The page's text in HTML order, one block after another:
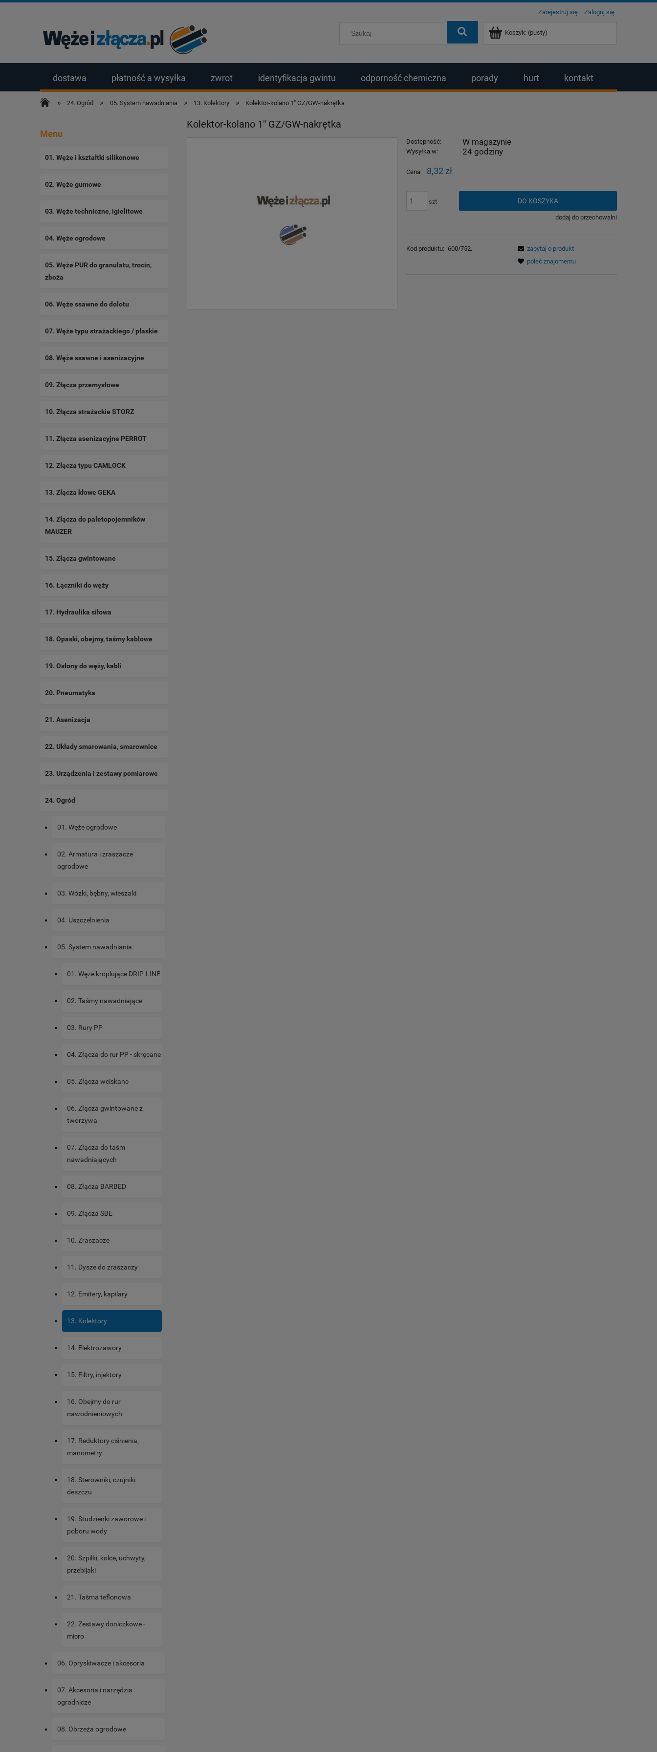
Zarejestruj się Zaloguj się
Koszyk: (pusty)
dostawa płatność a wysyłka zwrot identyfikacja gwintu odporność chemiczna porady hurt kontakt
» 24. Ogród » 05. System nawadniania » 13. Kolektory » Kolektor-kolano 1" GZ/GW-nakrętka
Menu
01. Węże i kształtki silikonowe
02. Węże gumowe
03. Węże techniczne, igielitowe
04. Węże ogrodowe
05. Węże PUR do granulatu, trocin,
zboża
06. Węże ssawne do dolotu
07. Węże typu strażackiego / płaskie
08. Węże ssawne i asenizacyjne
09. Złącza przemysłowe
10. Złącza strażackie STORZ
11. Złącza asenizacyjne PERROT
12. Złącza typu CAMLOCK
13. Złącza kłowe GEKA
14. Złącza do paletopojemników
MAUZER
15. Złącza gwintowane
16. Łączniki do węży
17. Hydraulika siłowa
18. Opaski, obejmy, taśmy kablowe
19. Osłony do węży, kabli
20. Pneumatyka
21. Asenizacja
22. Układy smarowania, smarownice
23. Urządzenia i zestawy pomiarowe
24. Ogród
01. Węże ogrodowe
02. Armatura i zraszacze
ogrodowe
03. Wózki, bębny, wieszaki
04. Uszczelnienia
05. System nawadniania
01. Węże kroplujące DRIP-LINE
02. Taśmy nawadniające
03. Rury PP
04. Złącza do rur PP - skręcane
05. Złącza wciskane
06. Złącza gwintowane z
tworzywa
07. Złącza do taśm
nawadniających
08. Złącza BARBED
09. Złącza SBE
10. Zraszacze
11. Dysze do zraszaczy
12. Emitery, kapilary
13. Kolektory
14. Elektrozawory
15. Filtry, injektory
16. Obejmy do rur
nawodnieniowych
17. Reduktory ciśnienia,
manometry
18. Sterowniki, czujniki
deszczu
19. Studzienki zaworowe i
poboru wody
20. Szpilki, kolce, uchwyty,
przebijaki
21. Taśma teflonowa
22. Zestawy doniczkowe -
micro
06. Opryskiwacze i akcesoria
07. Akcesoria i narzędzia
ogrodnicze
08. Obrzeża ogrodowe
Kolektor-kolano 1" GZ/GW-nakrętka
Dostępność: W magazynie
Wysyłka w: 24 godziny
Cena: 8,32 zł
szt DO KOSZYKA
dodaj do przechowalni
Kod produktu: 600/752.
zapytaj o produkt
poleć znajomemu